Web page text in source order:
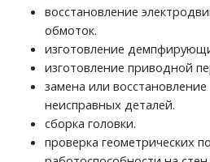
восстановление
обмоток.
изготовление
изготовление приводной
замена или
неисправных деталей.
сборка головки.
проверка геометрических